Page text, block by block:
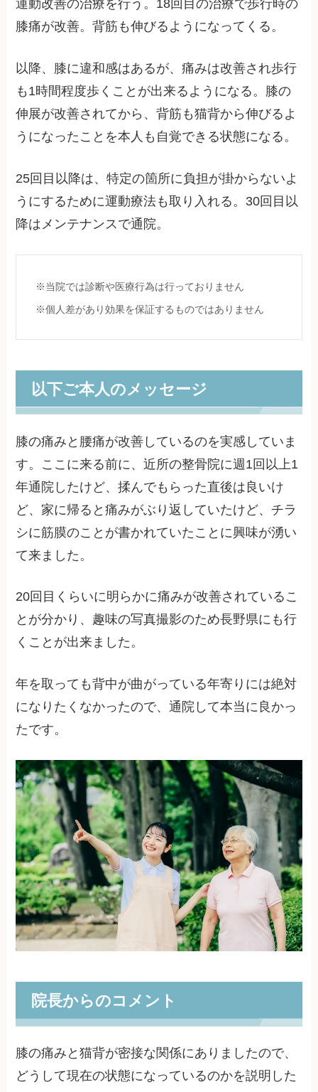
運動改善の治療を行う。18回目の治療で歩行時の
膝痛が改善。背筋も伸びるようになってくる。
以降、膝に違和感はあるが、痛みは改善され歩行
も1時間程度歩くことが出来るようになる。膝の
伸展が改善されてから、背筋も猫背から伸びるよ
うになったことを本人も自覚できる状態になる。
25回目以降は、特定の箇所に負担が掛からないよ
うにするために運動療法も取り入れる。30回目以
降はメンテナンスで通院。
※当院では診断や医療行為は行っておりません
※個人差があり効果を保証するものではありません
以下ご本人のメッセージ
膝の痛みと腰痛が改善しているのを実感していま
す。ここに来る前に、近所の整骨院に週1回以上1
年通院したけど、揉んでもらった直後は良いけ
ど、家に帰ると痛みがぶり返していたけど、チラ
シに筋膜のことが書かれていたことに興味が湧い
て来ました。
20回目くらいに明らかに痛みが改善されているこ
とが分かり、趣味の写真撮影のため長野県にも行
くことが出来ました。
年を取っても背中が曲がっている年寄りには絶対
になりたくなかったので、通院して本当に良かっ
たです。
院長からのコメント
膝の痛みと猫背が密接な関係にありましたので、
どうして現在の状態になっているのかを説明した